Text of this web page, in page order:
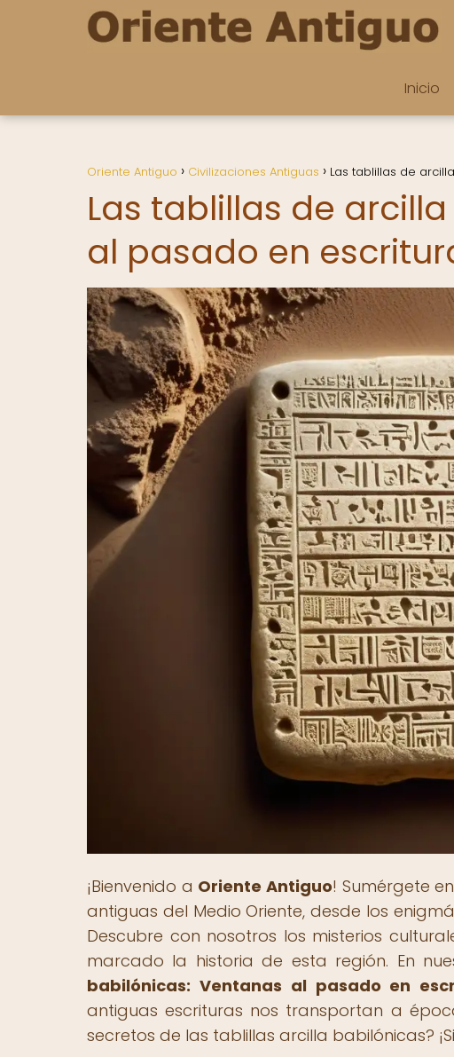
Inicio
Oriente Antiguo Civilizaciones Antiguas Las tablillas de
Las tablillas de
al pasado en
¡Bienvenido a Oriente Antiguo! Sumérgete
antiguas del Medio Oriente, desde los
Descubre con nosotros los misterios
marcado la historia de esta región. En
babilónicas: Ventanas al pasado en
antiguas escrituras nos transportan a
secretos de las tablillas arcilla babilónicas?